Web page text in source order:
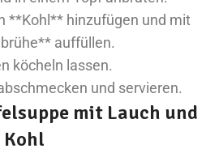
**Kohl** hinzufügen und mit
auffüllen.
köcheln lassen.
und servieren.
mit Lauch und
Kohl